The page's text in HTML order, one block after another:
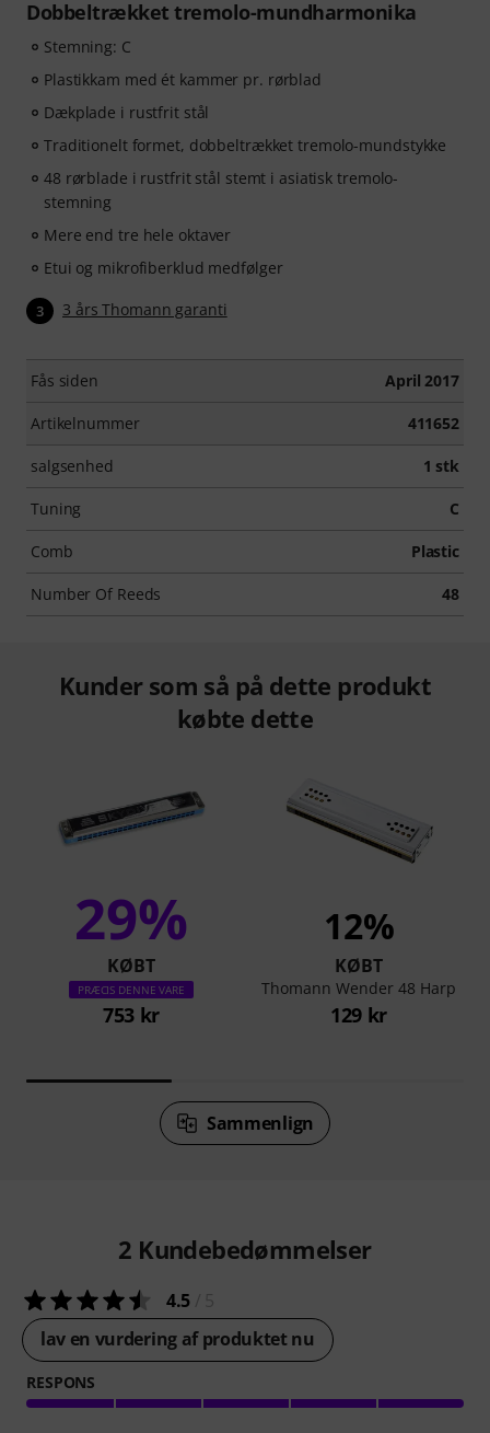
Dobbeltrækket tremolo-mundharmonika
Stemning: C
Plastikkam med ét kammer pr. rørblad
Dækplade i rustfrit stål
Traditionelt formet, dobbeltrækket tremolo-mundstykke
48 rørblade i rustfrit stål stemt i asiatisk tremolo-
stemning
Mere end tre hele oktaver
Etui og mikrofiberklud medfølger
3 3 års Thomann garanti
Fås siden April 2017
Artikelnummer 411652
salgsenhed 1 stk
Tuning C
Comb Plastic
Number Of Reeds 48
Kunder som så på dette produkt
købte dette
29%
KØBT
PRÆCIS DENNE VARE
753 kr
12%
KØBT
Thomann Wender 48 Harp
129 kr
Sammenlign
2 Kundebedømmelser
4.5
lav en vurdering af produktet nu
RESPONS